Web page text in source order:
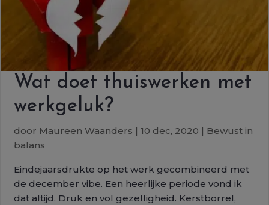
Wat doet thuiswerken met
werkgeluk?
door Maureen Waanders |10 dec, 2020 | Bewust in
balans
Eindejaarsdrukte op het werk gecombineerd met
de december vibe. Een heerlijke periode vond ik
dat altijd. Druk en vol gezelligheid. Kerstborrel,